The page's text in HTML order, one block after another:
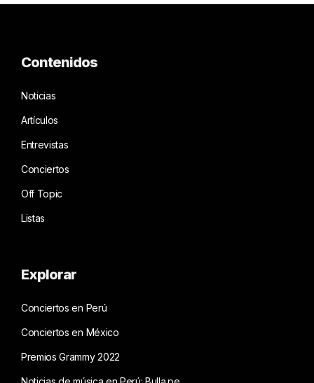
Contenidos
Noticias
Artículos
Entrevistas
Conciertos
Off Topic
Listas
Explorar
Conciertos en Perú
Conciertos en México
Premios Grammy 2022